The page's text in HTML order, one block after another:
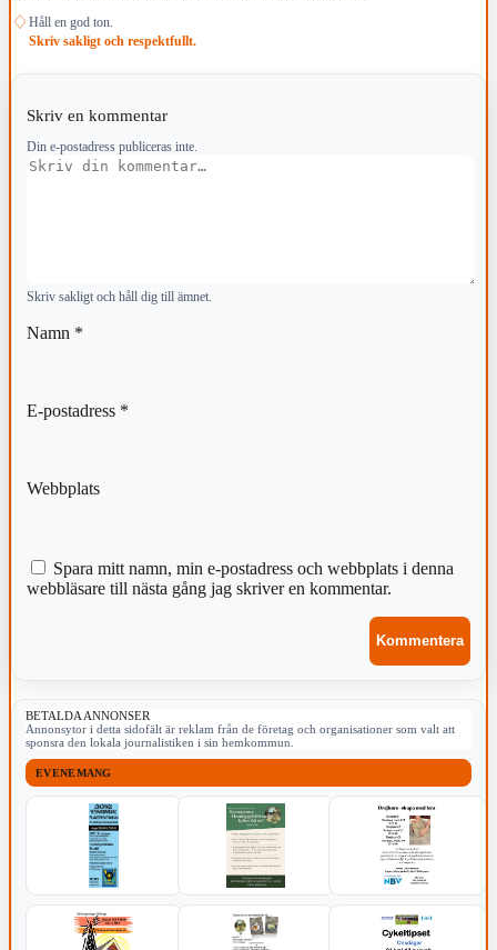
♢ Håll en god ton.
Skriv sakligt och respektfullt.
Skriv en kommentar
Din e-postadress publiceras inte.
Kommentar
Skriv sakligt och håll dig till ämnet.
Namn *
E-postadress *
Webbplats
Spara mitt namn, min e-postadress och webbplats i denna
webbläsare till nästa gång jag skriver en kommentar.
BETALDA ANNONSER
Annonsytor i detta sidofält är reklam från de företag och organisationer som valt att
sponsra den lokala journalistiken i sin hemkommun.
EVENEMANG